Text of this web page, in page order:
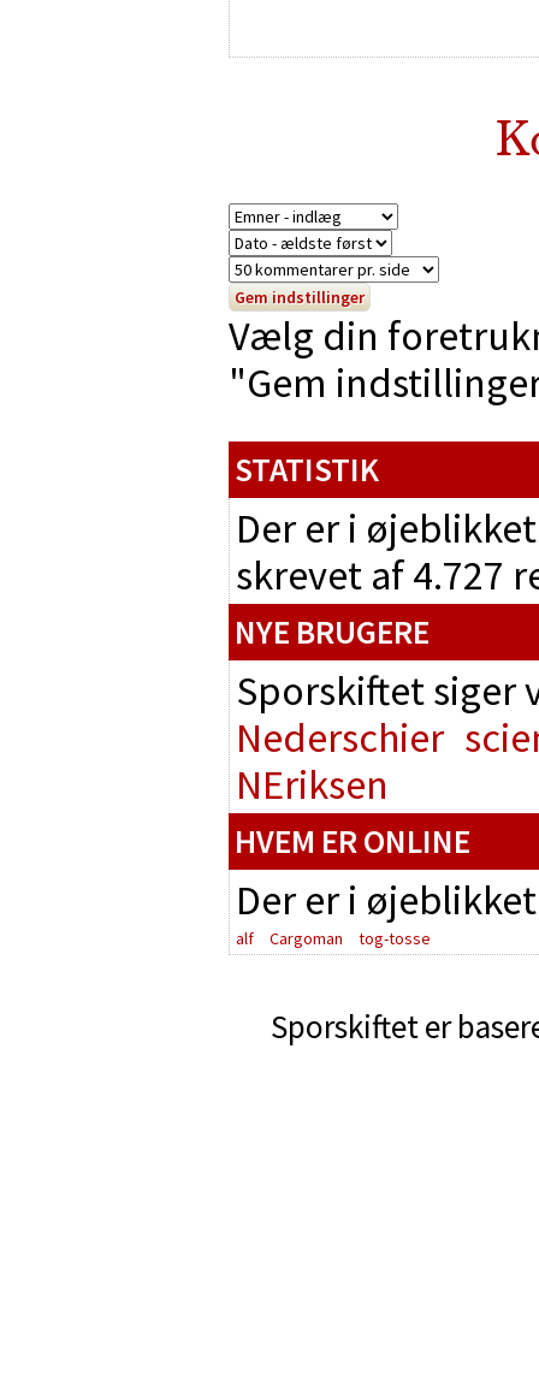
Vælg din
"Gem
STATISTIK
Der er i
skrevet af 4.727
NYE BRUGERE
Sporskiftet
Nederschier
NEriksen
HVEM ER ONLINE
Der er i
alf Cargoman tog-tosse
Sporskiftet er